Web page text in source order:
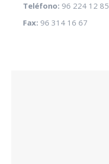
Teléfono: 96 224 12 85
Fax: 96 314 16 67